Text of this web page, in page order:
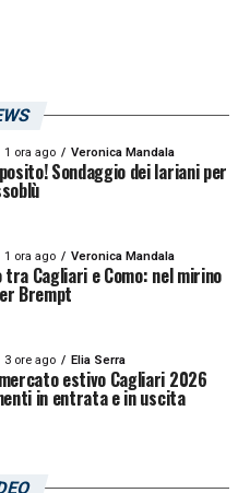
1 ora ago Veronica Mandala
Sondaggio dei lariani per
1 ora ago Veronica Mandala
tra Cagliari e Como: nel mirino
Brempt
3 ore ago Elia Serra
estivo Cagliari 2026
in entrata e in uscita